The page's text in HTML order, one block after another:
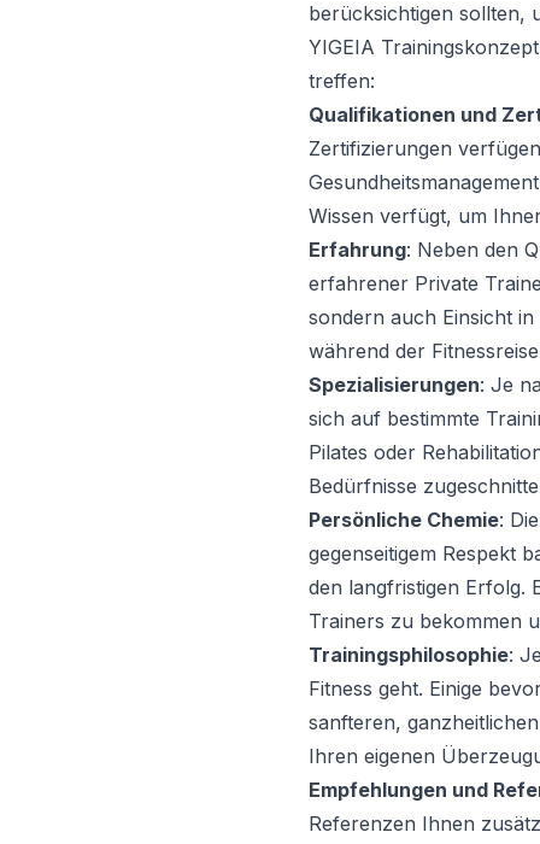
berücksichtigen sollten,
YIGEIA
treffen:
Qualifikationen und
Zertifizierungen
Wissen verfügt, um
Erfahrung: Neben den
erfahrener Private
sondern auch Einsicht
während der
Spezialisierungen: Je
sich auf bestimmte
Pilates oder
Bedürfnisse
Persönliche Chemie:
gegenseitigem Respekt
den langfristigen Erfolg.
Trainers zu bekommen
Trainingsphilosophie:
Fitness geht. Einige
sanfteren,
Ihren eigenen
Empfehlungen und
Referenzen Ihnen